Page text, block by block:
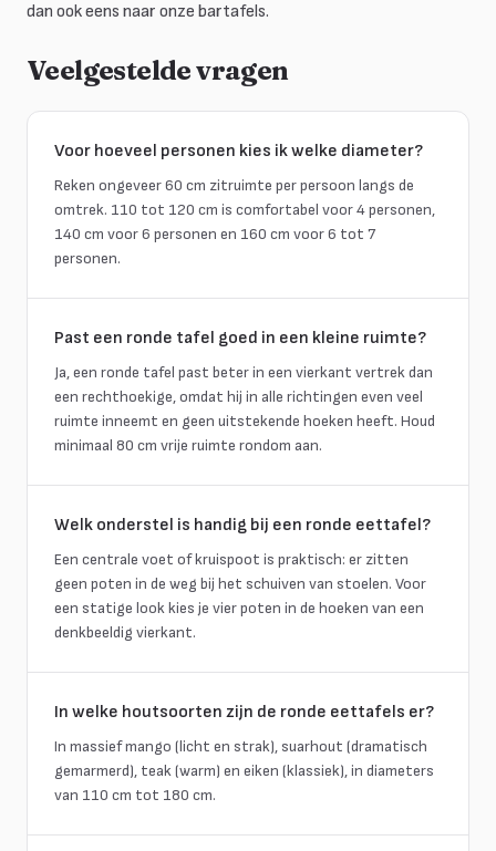
dan ook eens naar onze bartafels.
Veelgestelde vragen
Voor hoeveel personen kies ik welke diameter?
Reken ongeveer 60 cm zitruimte per persoon langs de
omtrek. 110 tot 120 cm is comfortabel voor 4 personen,
140 cm voor 6 personen en 160 cm voor 6 tot 7
personen.
Past een ronde tafel goed in een kleine ruimte?
Ja, een ronde tafel past beter in een vierkant vertrek dan
een rechthoekige, omdat hij in alle richtingen even veel
ruimte inneemt en geen uitstekende hoeken heeft. Houd
minimaal 80 cm vrije ruimte rondom aan.
Welk onderstel is handig bij een ronde eettafel?
Een centrale voet of kruispoot is praktisch: er zitten
geen poten in de weg bij het schuiven van stoelen. Voor
een statige look kies je vier poten in de hoeken van een
denkbeeldig vierkant.
In welke houtsoorten zijn de ronde eettafels er?
In massief mango (licht en strak), suarhout (dramatisch
gemarmerd), teak (warm) en eiken (klassiek), in diameters
van 110 cm tot 180 cm.